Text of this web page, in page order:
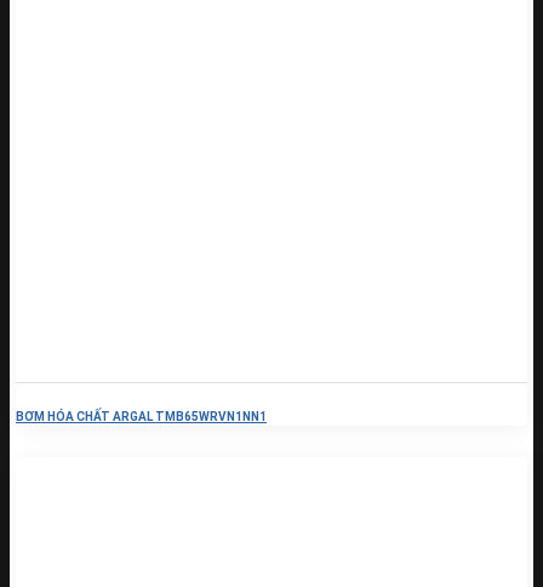
BƠM HÓA CHẤT ARGAL TMB65WRVN1NN1